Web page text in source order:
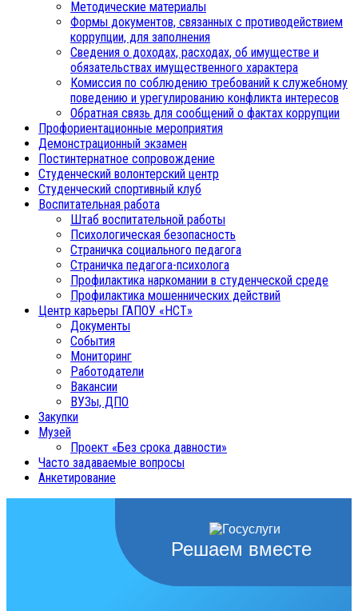
Методические материалы
Формы документов, связанных с противодействием
коррупции, для заполнения
Сведения о доходах, расходах, об имуществе и
обязательствах имущественного характера
Комиссия по соблюдению требований к служебному
поведению и урегулированию конфликта интересов
Обратная связь для сообщений о фактах коррупции
Профориентационные мероприятия
Демонстрационный экзамен
Постинтернатное сопровождение
Студенческий волонтерский центр
Студенческий спортивный клуб
Воспитательная работа
Штаб воспитательной работы
Психологическая безопасность
Страничка социального педагога
Страничка педагога-психолога
Профилактика наркомании в студенческой среде
Профилактика мошеннических действий
Центр карьеры ГАПОУ «НСТ»
Документы
События
Мониторинг
Работодатели
Вакансии
ВУЗы, ДПО
Закупки
Музей
Проект «Без срока давности»
Часто задаваемые вопросы
Анкетирование
Решаем вместе